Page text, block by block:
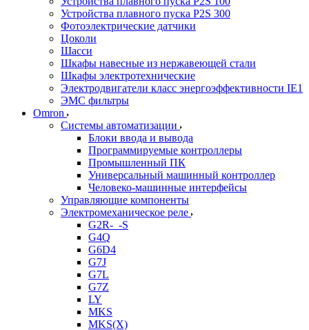
Устройства плавного пуска P2S 300
Фотоэлектрические датчики
Цоколи
Шасси
Шкафы навесные из нержавеющей стали
Шкафы электротехнические
Электродвигатели класс энергоэффективности IE1
ЭМС фильтры
Omron
Системы автоматизации
Блоки ввода и вывода
Программируемые контроллеры
Промышленный ПК
Универсальный машинный контроллер
Человеко-машинные интерфейсы
Управляющие компоненты
Электромеханическое реле
G2R-_-S
G4Q
G6D4
G7J
G7L
G7Z
LY
MKS
MKS(X)